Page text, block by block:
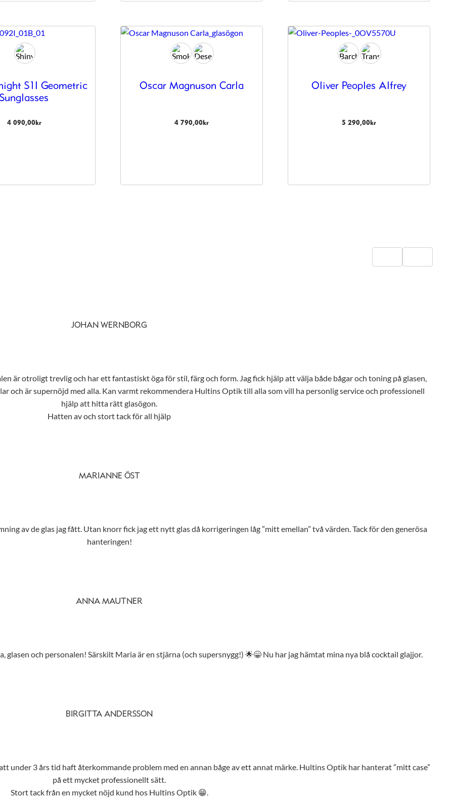
S1I Geometric
Sunglasses
4 090,00kr
Oscar Magnuson Carla
4 790,00kr
Oliver Peoples Alfrey
5 290,00kr
JOHAN WERNBORG
är otroligt trevlig och har ett fantastiskt öga för stil, färg och form. Jag fick hjälp att välja både bågar och toning på glasen,
och är supernöjd med alla. Kan varmt rekommendera Hultins Optik till alla som vill ha personlig service och professionell
hjälp att hitta rätt glasögon.
Hatten av och stort tack för all hjälp
MARIANNE ÖST
av de glas jag fått. Utan knorr fick jag ett nytt glas då korrigeringen låg ”mitt emellan” två värden. Tack för den generösa
hanteringen!
ANNA MAUTNER
och personalen! Särskilt Maria är en stjärna (och supersnygg!) 🌟😁 Nu har jag hämtat mina nya blå cocktail glajjor.
BIRGITTA ANDERSSON
under 3 års tid haft återkommande problem med en annan båge av ett annat märke. Hultins Optik har hanterat ”mitt case”
på ett mycket professionellt sätt.
Stort tack från en mycket nöjd kund hos Hultins Optik 😁.